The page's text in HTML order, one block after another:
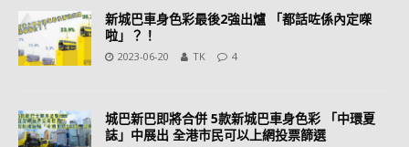
新城巴車身色彩最後2強出爐 「都話咗係內定㗎
啦」？！
2023-06-20 TK 4
城巴新巴即將合併 5款新城巴車身色彩 「中環夏
誌」中展出 全港市民可以上網投票篩選